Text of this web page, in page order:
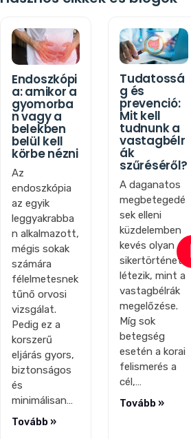
Endoszkópi
a: amikor a
gyomorba
n vagy a
belekben
belül kell
körbe nézni
Az
endoszkópia
az egyik
leggyakrabba
n alkalmazott,
mégis sokak
számára
félelmetesnek
tűnő orvosi
vizsgálat.
Pedig ez a
korszerű
eljárás gyors,
biztonságos
és
minimálisan…
Tovább »
Tudatossá
g és
prevenció:
Mit kell
tudnunk a
vastagbélr
ák
szűréséről?
A daganatos
megbetegedé
sek elleni
küzdelemben
kevés olyan
sikertörténet
létezik, mint a
vastagbélrák
megelőzése.
Míg sok
betegség
esetén a korai
felismerés a
cél,…
Tovább »